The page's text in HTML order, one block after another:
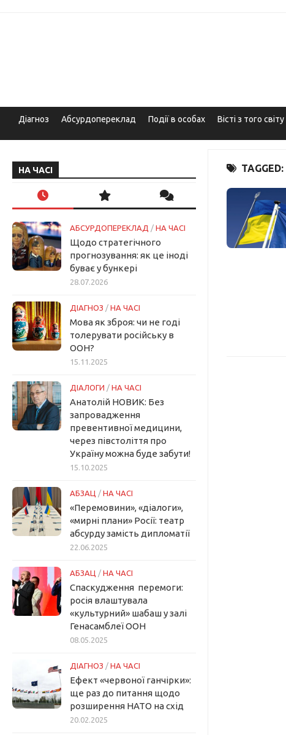
Діагноз Абсурдопереклад Події в особах Вісті з того світу
TAGGED:
НА ЧАСІ
АБСУРДОПЕРЕКЛАД / НА ЧАСІ
Щодо стратегічного
прогнозування: як це іноді
буває у бункері
28.07.2026
ДІАГНОЗ / НА ЧАСІ
Мова як зброя: чи не годі
толерувати російську в
ООН?
15.11.2025
ДІАЛОГИ / НА ЧАСІ
Анатолій НОВИК: Без
запровадження
превентивної медицини,
через півстоліття про
Україну можна буде забути!
15.10.2025
АБЗАЦ / НА ЧАСІ
«Перемовини», «діалоги»,
«мирні плани» Росії: театр
абсурду замість дипломатії
22.06.2025
АБЗАЦ / НА ЧАСІ
Спаскудження перемоги:
росія влаштувала
«культурний» шабаш у залі
Генасамблеї ООН
08.05.2025
ДІАГНОЗ / НА ЧАСІ
Ефект «червоної ганчірки»:
ще раз до питання щодо
розширення НАТО на схід
20.02.2025